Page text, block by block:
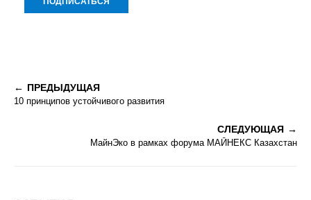
ПРЕДЫДУЩАЯ
10 принципов устойчивого развития
СЛЕДУЮЩАЯ
МайнЭко в рамках форума МАЙНЕКС Казахстан